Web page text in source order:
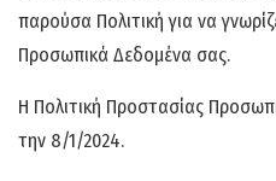
παρούσα Πολιτική για να
Προσωπικά Δεδομένα σας.
Η Πολιτική Προστασίας
την 8/1/2024.